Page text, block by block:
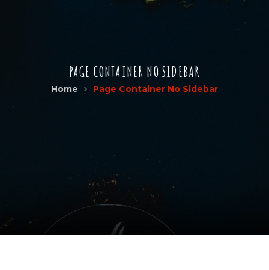
PAGE CONTAINER NO SIDEBAR
Home Page Container No Sidebar